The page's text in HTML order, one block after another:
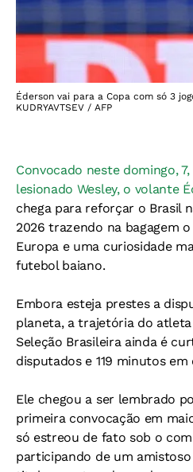
Éderson vai para a Copa com só 3
KUDRYAVTSEV / AFP
Convocado neste domingo,
lesionado Wesley, o volante
chega para reforçar o Brasil
2026 trazendo na bagagem
Europa e uma curiosidade
futebol baiano.
Embora esteja prestes a
planeta, a trajetória do
Seleção Brasileira ainda é
disputados e 119 minutos em
Ele chegou a ser lembrado
primeira convocação em
só estreou de fato sob o
participando de um